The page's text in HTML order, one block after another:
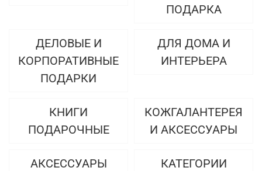
ПОДАРКА
ДЕЛОВЫЕ И
КОРПОРАТИВНЫЕ
ПОДАРКИ
ДЛЯ ДОМА И
ИНТЕРЬЕРА
КНИГИ
ПОДАРОЧНЫЕ
КОЖГАЛАНТЕРЕЯ
И АКСЕССУАРЫ
АКСЕССУАРЫ
КАТЕГОРИИ